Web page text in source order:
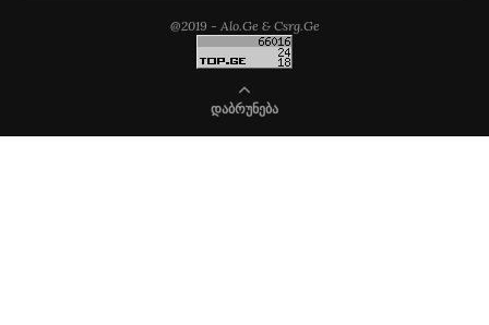
@2019 - Alo.Ge & Csrg.Ge
ᲓᲐᲑᲠᲣᲜᲔᲑᲐ